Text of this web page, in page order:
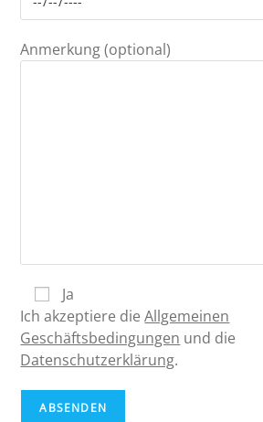
Anmerkung (optional)
Ja
Ich akzeptiere dieAllgemeinen
Geschäftsbedingungen und die
Datenschutzerklärung.